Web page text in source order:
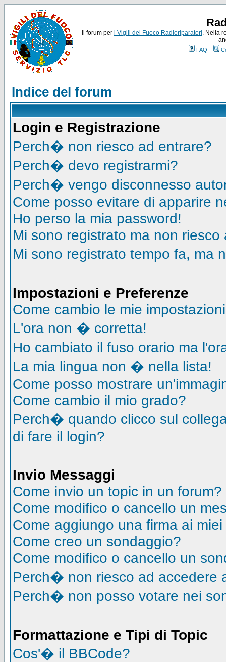
Il forum per i Vigili del Fuoco Radioriparatori. Nella
FAQ
Indice del forum
Login e Registrazione
Perch� non riesco ad entrare?
Perch� devo registrarmi?
Perch� vengo disconnesso
Come posso evitare di apparire
Ho perso la mia password!
Mi sono registrato ma non riesco
Mi sono registrato tempo fa, ma
Impostazioni e Preferenze
Come cambio le mie
L'ora non � corretta!
Ho cambiato il fuso orario ma
La mia lingua non � nella lista!
Come posso mostrare
Come cambio il mio grado?
Perch� quando clicco sul
di fare il login?
Invio Messaggi
Come invio un topic in un forum?
Come modifico o cancello un
Come aggiungo una firma ai
Come creo un sondaggio?
Come modifico o cancello un
Perch� non riesco ad accedere
Perch� non posso votare nei
Formattazione e Tipi di Topic
Cos'� il BBCode?